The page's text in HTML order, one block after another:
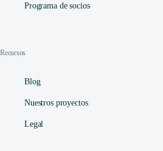
Programa de socios
Recursos
Blog
Nuestros proyectos
Legal